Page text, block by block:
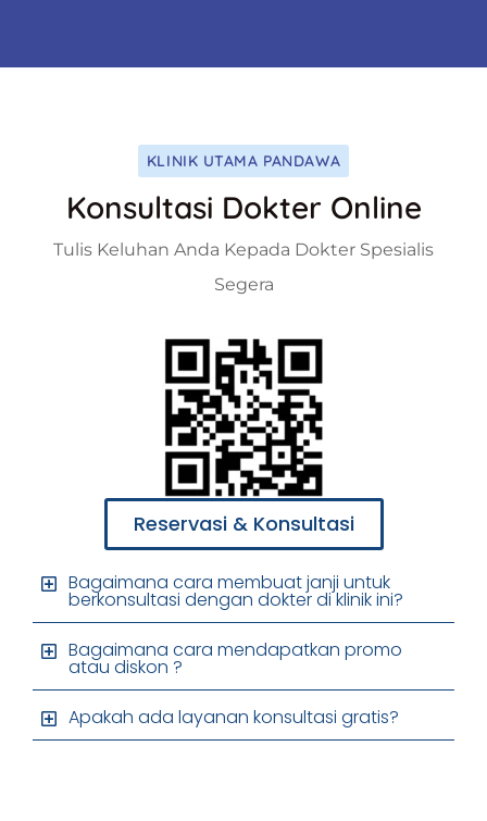
KLINIK UTAMA PANDAWA
Konsultasi Dokter Online
Tulis Keluhan Anda Kepada Dokter Spesialis
Segera
Reservasi & Konsultasi
Bagaimana cara membuat janji untuk
berkonsultasi dengan dokter di klinik ini?
Bagaimana cara mendapatkan promo
atau diskon ?
Apakah ada layanan konsultasi gratis?